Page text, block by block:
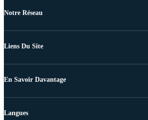
Notre Réseau
Liens Du Site
En Savoir Davantage
Langues